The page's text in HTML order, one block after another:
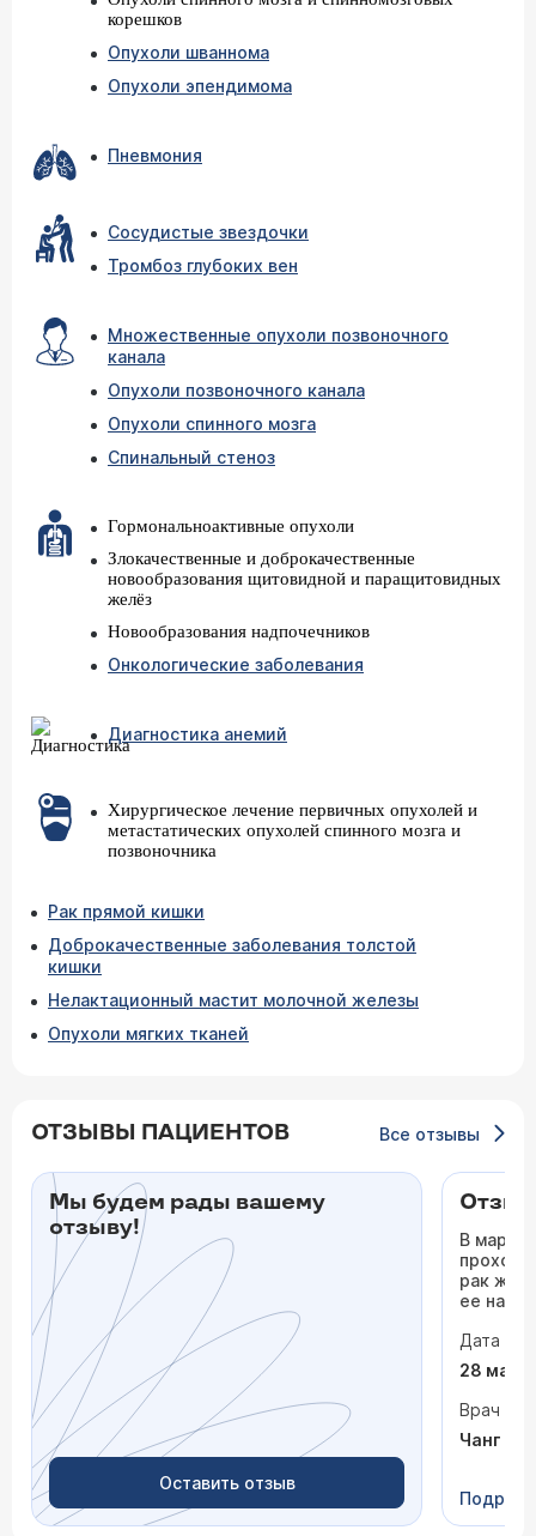
корешков
Опухоли шваннома
Опухоли эпендимома
Пневмония
Сосудистые звездочки
Тромбоз глубоких вен
Множественные опухоли позвоночного
канала
Опухоли позвоночного канала
Опухоли спинного мозга
Спинальный стеноз
Гормональноактивные опухоли
Злокачественные и доброкачественные
новообразования щитовидной и паращитовидных
желёз
Новообразования надпочечников
Онкологические заболевания
Диагностика анемий
Хирургическое лечение первичных опухолей и
метастатических опухолей спинного мозга и
позвоночника
Рак прямой кишки
Доброкачественные заболевания толстой
кишки
Нелактационный мастит молочной железы
Опухоли мягких тканей
ОТЗЫВЫ ПАЦИЕНТОВ Все отзывы
Мы будем рады вашему
отзыву!
Оставить отзыв
Отзыв
В марте
рак
ее на
Одним
При
Дата
28
Врач
Чанг